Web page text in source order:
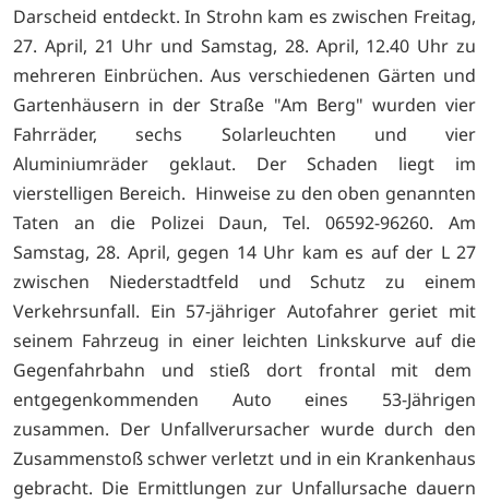
Darscheid entdeckt. In Strohn kam es zwischen Freitag,
27. April, 21 Uhr und Samstag, 28. April, 12.40 Uhr zu
mehreren Einbrüchen. Aus verschiedenen Gärten und
Gartenhäusern in der Straße "Am Berg" wurden vier
Fahrräder, sechs Solarleuchten und vier
Aluminiumräder geklaut. Der Schaden liegt im
vierstelligen Bereich. Hinweise zu den oben genannten
Taten an die Polizei Daun, Tel. 06592-96260. Am
Samstag, 28. April, gegen 14 Uhr kam es auf der L 27
zwischen Niederstadtfeld und Schutz zu einem
Verkehrsunfall. Ein 57-jähriger Autofahrer geriet mit
seinem Fahrzeug in einer leichten Linkskurve auf die
Gegenfahrbahn und stieß dort frontal mit dem
entgegenkommenden Auto eines 53-Jährigen
zusammen. Der Unfallverursacher wurde durch den
Zusammenstoß schwer verletzt und in ein Krankenhaus
gebracht. Die Ermittlungen zur Unfallursache dauern